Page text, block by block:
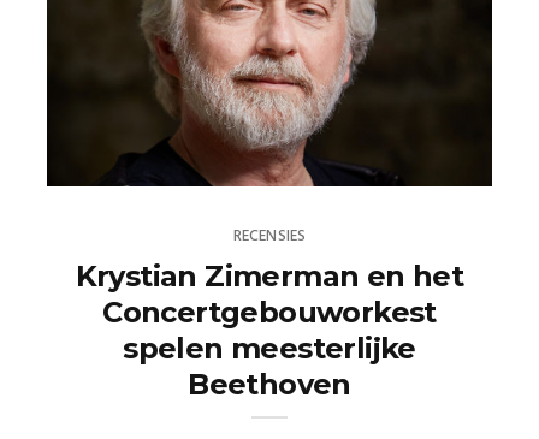
RECENSIES
Krystian Zimerman en het
Concertgebouworkest
spelen meesterlijke
Beethoven